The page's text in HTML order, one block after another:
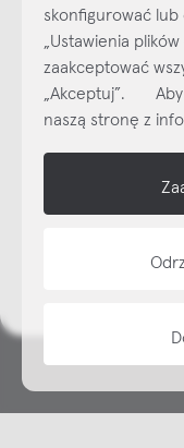
Najlepsze inspiracje i
dzisiaj do naszego
shop online
NAP
skonfigurować lub
„Ustawienia
zaakceptować
„Akceptuj”. Aby
naszą stronę z